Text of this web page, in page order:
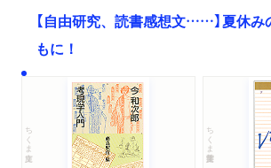
【自由研究、読書感想文……】夏休み
もに！
ちくま文庫 ちくま学芸文庫